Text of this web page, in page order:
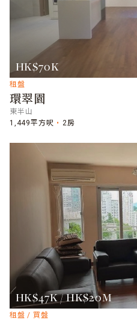
HK$70K
租盤
環翠園
東半山
1,449平方呎
2房
HK$47K / HK$20M
租盤 / 買盤